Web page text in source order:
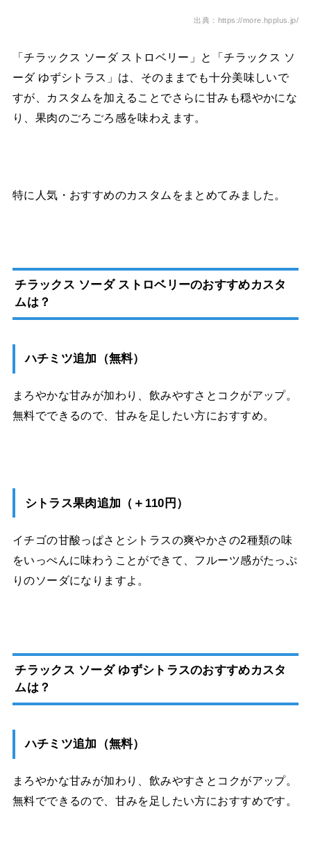
出典：https://more.hpplus.jp/
「チラックス ソーダ ストロベリー」と「チラックス ソ
ーダ ゆずシトラス」は、そのままでも十分美味しいで
すが、カスタムを加えることでさらに甘みも穏やかにな
り、果肉のごろごろ感を味わえます。
特に人気・おすすめのカスタムをまとめてみました。
チラックス ソーダ ストロベリーのおすすめカスタ
ムは？
ハチミツ追加（無料）
まろやかな甘みが加わり、飲みやすさとコクがアップ。
無料でできるので、甘みを足したい方におすすめ。
シトラス果肉追加（＋110円）
イチゴの甘酸っぱさとシトラスの爽やかさの2種類の味
をいっぺんに味わうことができて、フルーツ感がたっぷ
りのソーダになりますよ。
チラックス ソーダ ゆずシトラスのおすすめカスタ
ムは？
ハチミツ追加（無料）
まろやかな甘みが加わり、飲みやすさとコクがアップ。
無料でできるので、甘みを足したい方におすすめです。